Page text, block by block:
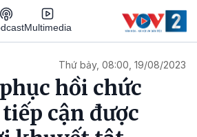
Multimedia
Thứ bảy, 08:00, 19/08/2023
hồi chức
cận được